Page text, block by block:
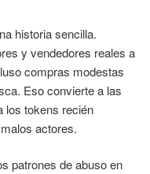
historia sencilla.
y vendedores reales a
compras modestas
Eso convierte a las
los tokens recién
actores.
patrones de abuso en